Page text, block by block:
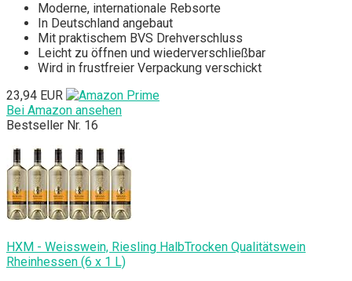
Moderne, internationale Rebsorte
In Deutschland angebaut
Mit praktischem BVS Drehverschluss
Leicht zu öffnen und wiederverschließbar
Wird in frustfreier Verpackung verschickt
23,94 EUR
Bei Amazon ansehen
Bestseller Nr. 16
HXM - Weisswein, Riesling HalbTrocken Qualitätswein
Rheinhessen (6 x 1 L)